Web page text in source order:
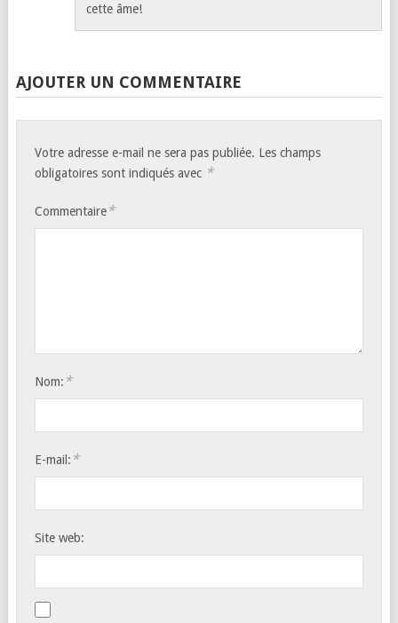
cette âme!
AJOUTER UN COMMENTAIRE
Votre adresse e-mail ne sera pas publiée. Les champs
obligatoires sont indiqués avec *
Commentaire*
Nom: *
E-mail: *
Site web: